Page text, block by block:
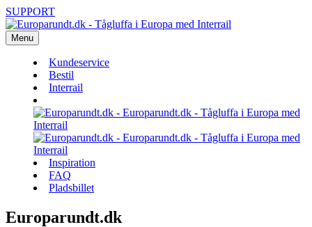
SUPPORT
Menu
Kundeservice
Bestil
Interrail
Inspiration
FAQ
Pladsbillet
Europarundt.dk